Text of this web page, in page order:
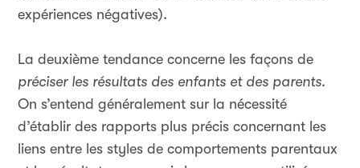
expériences négatives).
La deuxième tendance concerne les façons de
préciser les résultats des enfants et des parents.
On s’entend généralement sur la nécessité
d’établir des rapports plus précis concernant les
liens entre les styles de comportements parentaux